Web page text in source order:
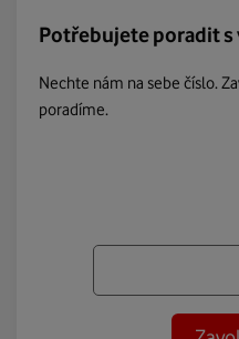
Potřebujete poradit s
Nechte nám na sebe číslo.
poradíme.